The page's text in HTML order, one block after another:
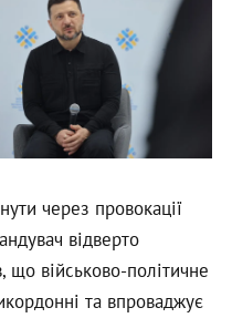
через провокації
відверто
що військово-політичне
та впроваджує